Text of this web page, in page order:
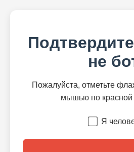
не
Пожалуйста, отметьте
мышью по красной
Я